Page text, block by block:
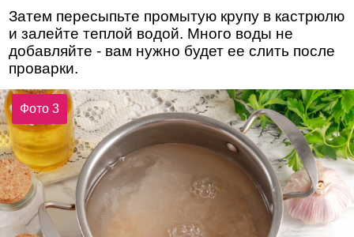
Затем пересыпьте промытую крупу в кастрюлю
и залейте теплой водой. Много воды не
добавляйте - вам нужно будет ее слить после
проварки.
Фото 3